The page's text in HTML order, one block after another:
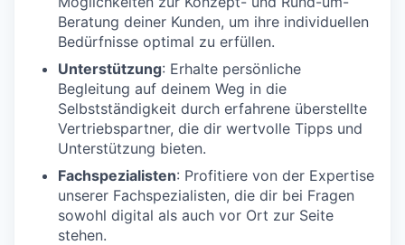
Beratung deiner Kunden, um ihre individuellen
Bedürfnisse optimal zu erfüllen.
Unterstützung: Erhalte persönliche
Begleitung auf deinem Weg in die
Selbstständigkeit durch erfahrene überstellte
Vertriebspartner, die dir wertvolle Tipps und
Unterstützung bieten.
Fachspezialisten: Profitiere von der Expertise
unserer Fachspezialisten, die dir bei Fragen
sowohl digital als auch vor Ort zur Seite
stehen.